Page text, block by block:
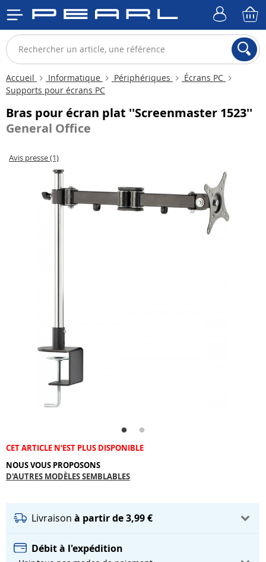
Accueil Informatique Périphériques
Écrans PC
Supports pour écrans PC
Bras pour écran plat ''Screenmaster 1523''
General Office
Avis presse (1)
CET ARTICLE N'EST PLUS DISPONIBLE
NOUS VOUS PROPOSONS
D'AUTRES MODÈLES SEMBLABLES
Livraison à partir de 3,99 €
Débit à l'expédition